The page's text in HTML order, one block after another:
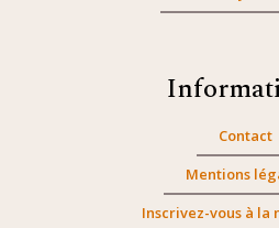
Contact
Mentions
Inscrivez-vous à la